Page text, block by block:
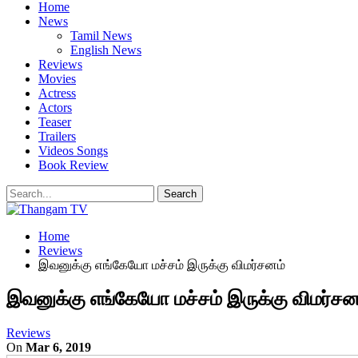
Home
News
Tamil News
English News
Reviews
Movies
Actress
Actors
Teaser
Trailers
Videos Songs
Book Review
Home
Reviews
இவனுக்கு எங்கேயோ மச்சம் இருக்கு விமர்சனம்
இவனுக்கு எங்கேயோ மச்சம் இருக்கு
Reviews
On Mar 6, 2019